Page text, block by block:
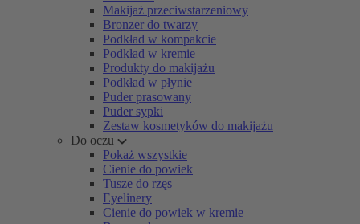
Makijaż przeciwstarzeniowy
Bronzer do twarzy
Podkład w kompakcie
Podkład w kremie
Produkty do makijażu
Podkład w płynie
Puder prasowany
Puder sypki
Zestaw kosmetyków do makijażu
Do oczu
Pokaż wszystkie
Cienie do powiek
Tusze do rzęs
Eyelinery
Cienie do powiek w kremie